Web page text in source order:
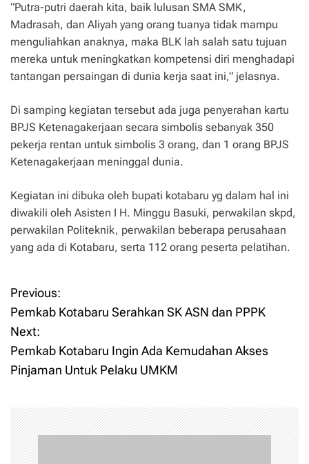
“Putra-putri daerah kita, baik lulusan SMA SMK,
Madrasah, dan Aliyah yang orang tuanya tidak mampu
menguliahkan anaknya, maka BLK lah salah satu tujuan
mereka untuk meningkatkan kompetensi diri menghadapi
tantangan persaingan di dunia kerja saat ini,” jelasnya.
Di samping kegiatan tersebut ada juga penyerahan kartu
BPJS Ketenagakerjaan secara simbolis sebanyak 350
pekerja rentan untuk simbolis 3 orang, dan 1 orang BPJS
Ketenagakerjaan meninggal dunia.
Kegiatan ini dibuka oleh bupati kotabaru yg dalam hal ini
diwakili oleh Asisten I H. Minggu Basuki, perwakilan skpd,
perwakilan Politeknik, perwakilan beberapa perusahaan
yang ada di Kotabaru, serta 112 orang peserta pelatihan.
P
o
s
n
a
Previous:
Pemkab Kotabaru Serahkan SK ASN dan PPPK
Next:
Pemkab Kotabaru Ingin Ada Kemudahan Akses
Pinjaman Untuk Pelaku UMKM